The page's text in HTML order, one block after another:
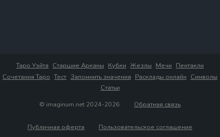
Таро Уэйта Старшие Арканы Кубки Жезлы Мечи Пентакли
Сочетания Таро Тест Запомнить значения Расклады онлайн Символы
Статьи
© imaginum.net 2024-2026
Обратная связь
Публичная оферта Пользовательское соглашение